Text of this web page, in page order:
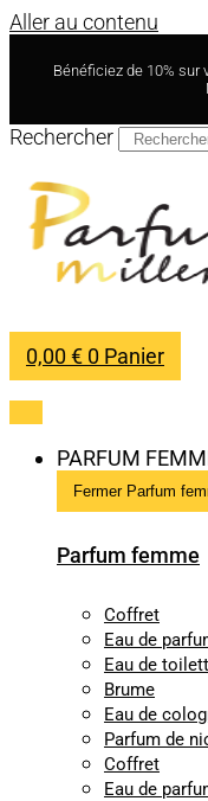
Aller au contenu
Bénéficiez de 10%
Rechercher
0,00€ 0 Panier
PARFUM
Fermer Parfum
Parfum femme
Coffret
Eau de
Eau de
Brume
Eau de
Parfum de
Coffret
Eau de